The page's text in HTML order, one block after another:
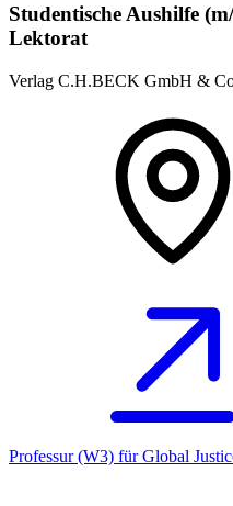
Studentische Aushilfe
Lektorat
Verlag C.H.BECK GmbH &
Professur (W3) für Global